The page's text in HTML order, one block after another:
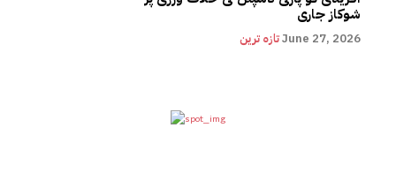
شوکاز جاری
تازہ ترینJune 27, 2026